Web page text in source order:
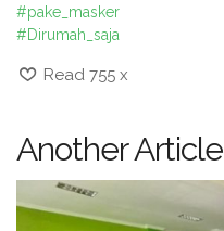
#pake_masker
#Dirumah_saja
Read 755 x
Another Article